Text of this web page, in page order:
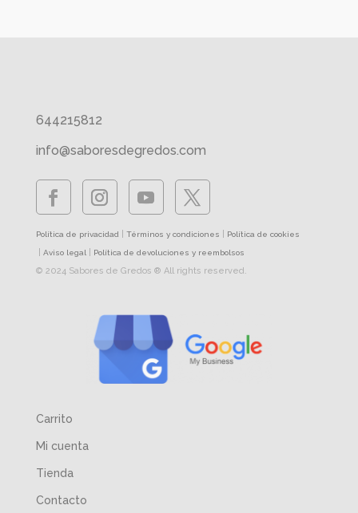
644215812
info@saboresdegredos.com
Política de privacidad Términos y condiciones Política de cookies
Aviso legal| Política de devoluciones y reembolsos
© 2024 Sabores de Gredos ® All rights reserved.
Carrito
Mi cuenta
Tienda
Contacto